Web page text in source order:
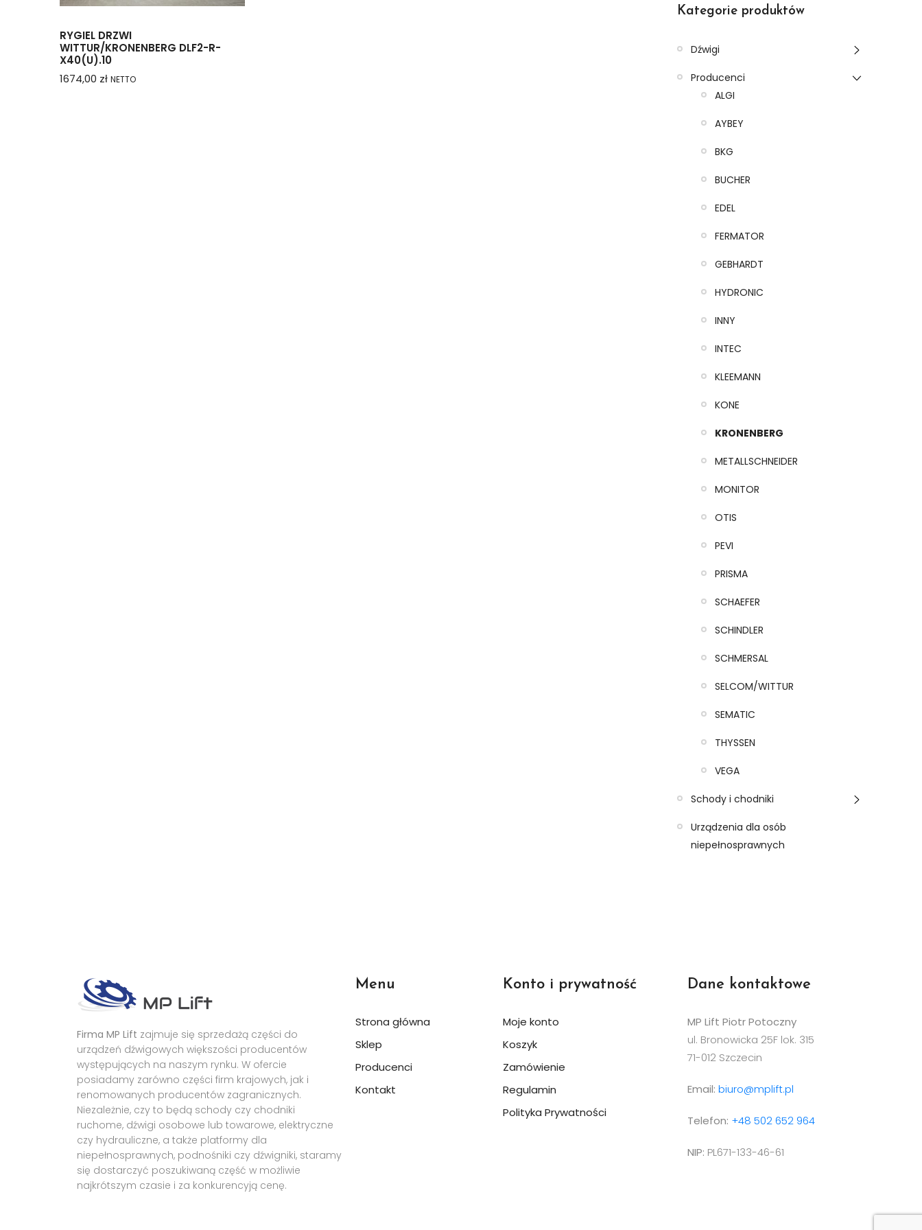
RYGIEL DRZWI
WITTUR/KRONENBERG DLF2-R-
X40(U).10
1674,00 zł NETTO
Kategorie produktów
Dźwigi
Producenci
ALGI
AYBEY
BKG
BUCHER
EDEL
FERMATOR
GEBHARDT
HYDRONIC
INNY
INTEC
KLEEMANN
KONE
KRONENBERG
METALLSCHNEIDER
MONITOR
OTIS
PEVI
PRISMA
SCHAEFER
SCHINDLER
SCHMERSAL
SELCOM/WITTUR
SEMATIC
THYSSEN
VEGA
Schody i chodniki
Urządzenia dla osób
niepełnosprawnych
Firma MP Lift zajmuje się sprzedażą części do
urządzeń dźwigowych większości producentów
występujących na naszym rynku. W ofercie
posiadamy zarówno części firm krajowych, jak i
renomowanych producentów zagranicznych.
Niezależnie, czy to będą schody czy chodniki
ruchome, dźwigi osobowe lub towarowe, elektryczne
czy hydrauliczne, a także platformy dla
niepełnosprawnych, podnośniki czy dźwigniki, staramy
się dostarczyć poszukiwaną część w możliwie
najkrótszym czasie i za konkurencyją cenę.
Menu
Strona główna
Sklep
Producenci
Kontakt
Konto i prywatność
Moje konto
Koszyk
Zamówienie
Regulamin
Polityka Prywatności
Dane kontaktowe
MP Lift Piotr Potoczny
ul. Bronowicka 25F lok. 315
71-012 Szczecin
Email:biuro@mplift.pl
Telefon: +48 502 652 964
NIP: PL671-133-46-61